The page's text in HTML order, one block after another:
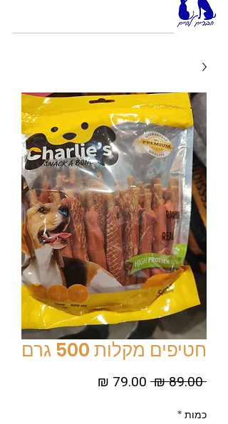
חטיפים מקלות 500 גרם
‏89.00 ‏₪
מחיר
כמות *